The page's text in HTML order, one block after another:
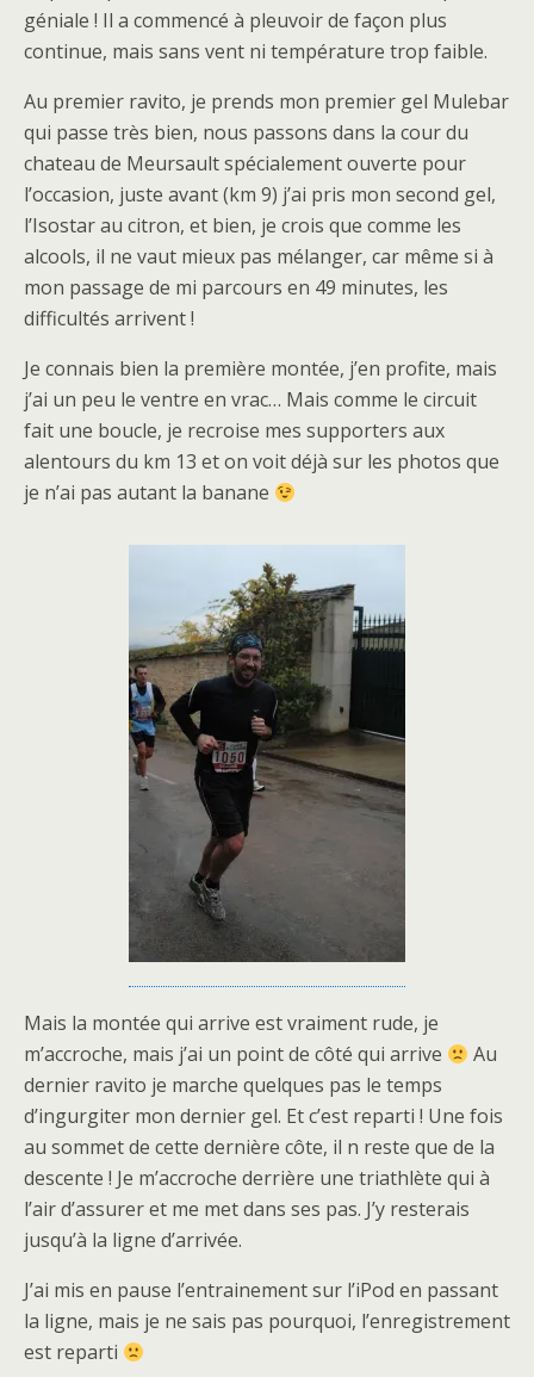
géniale ! Il a commencé à pleuvoir de façon plus
continue, mais sans vent ni température trop faible.
Au premier ravito, je prends mon premier gel Mulebar
qui passe très bien, nous passons dans la cour du
chateau de Meursault spécialement ouverte pour
l’occasion, juste avant (km 9) j’ai pris mon second gel,
l’Isostar au citron, et bien, je crois que comme les
alcools, il ne vaut mieux pas mélanger, car même si à
mon passage de mi parcours en 49 minutes, les
difficultés arrivent !
Je connais bien la première montée, j’en profite, mais
j’ai un peu le ventre en vrac… Mais comme le circuit
fait une boucle, je recroise mes supporters aux
alentours du km 13 et on voit déjà sur les photos que
je n’ai pas autant la banane
Mais la montée qui arrive est vraiment rude, je
m’accroche, mais j’ai un point de côté qui arrive
Au
dernier ravito je marche quelques pas le temps
d’ingurgiter mon dernier gel. Et c’est reparti ! Une fois
au sommet de cette dernière côte, il n reste que de la
descente ! Je m’accroche derrière une triathlète qui à
l’air d’assurer et me met dans ses pas. J’y resterais
jusqu’à la ligne d’arrivée.
J’ai mis en pause l’entrainement sur l’iPod en passant
la ligne, mais je ne sais pas pourquoi, l’enregistrement
est reparti